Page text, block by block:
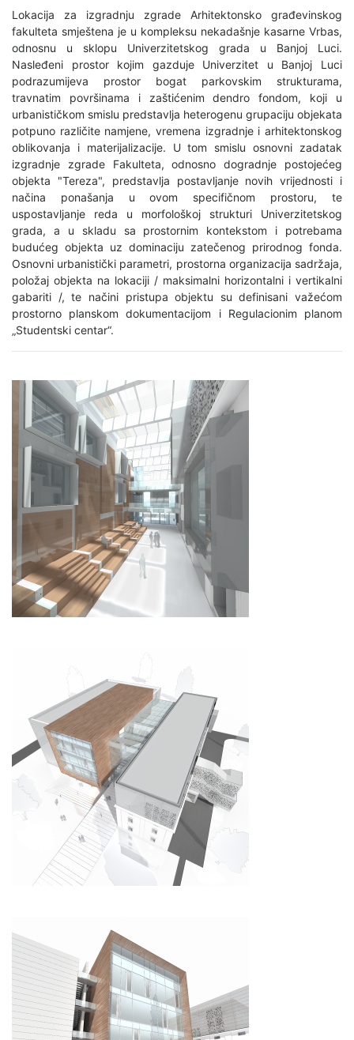
Lokacija za izgradnju zgrade Arhitektonsko građevinskog
fakulteta smještena je u kompleksu nekadašnje kasarne Vrbas,
odnosnu u sklopu Univerzitetskog grada u Banjoj Luci.
Nasleđeni prostor kojim gazduje Univerzitet u Banjoj Luci
podrazumijeva prostor bogat parkovskim strukturama,
travnatim površinama i zaštićenim dendro fondom, koji u
urbanističkom smislu predstavlja heterogenu grupaciju objekata
potpuno različite namjene, vremena izgradnje i arhitektonskog
oblikovanja i materijalizacije. U tom smislu osnovni zadatak
izgradnje zgrade Fakulteta, odnosno dogradnje postojećeg
objekta "Tereza", predstavlja postavljanje novih vrijednosti i
načina ponašanja u ovom specifičnom prostoru, te
uspostavljanje reda u morfološkoj strukturi Univerzitetskog
grada, a u skladu sa prostornim kontekstom i potrebama
budućeg objekta uz dominaciju zatečenog prirodnog fonda.
Osnovni urbanistički parametri, prostorna organizacija sadržaja,
položaj objekta na lokaciji / maksimalni horizontalni i vertikalni
gabariti /, te načini pristupa objektu su definisani važećom
prostorno planskom dokumentacijom i Regulacionim planom
„Studentski centar“.